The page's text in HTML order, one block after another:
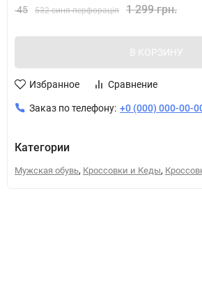
45 532 синя перфорація 1 299 грн.
В КОРЗИНУ
Избранное Сравнение
Заказ по телефону: +0 (000) 000-00-
Категории
Мужская обувь, Кроссовки и Кеды,